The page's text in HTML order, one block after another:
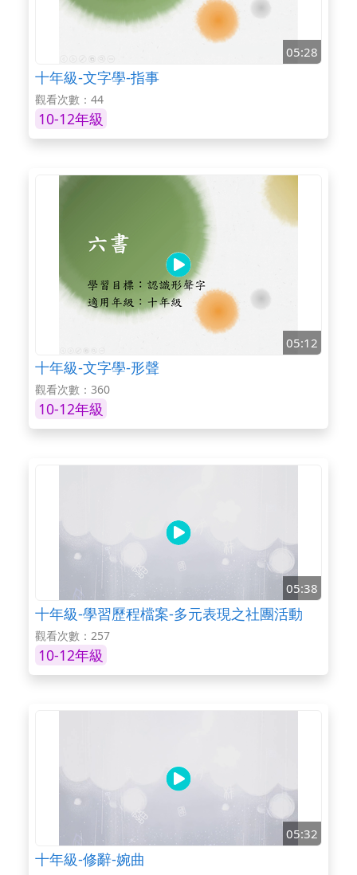
05:28
十年級-文字學-指事
觀看次數：44
10-12年級
05:12
十年級-文字學-形聲
觀看次數：360
10-12年級
05:38
十年級-學習歷程檔案-多元表現之社團活動
觀看次數：257
10-12年級
05:32
十年級-修辭-婉曲